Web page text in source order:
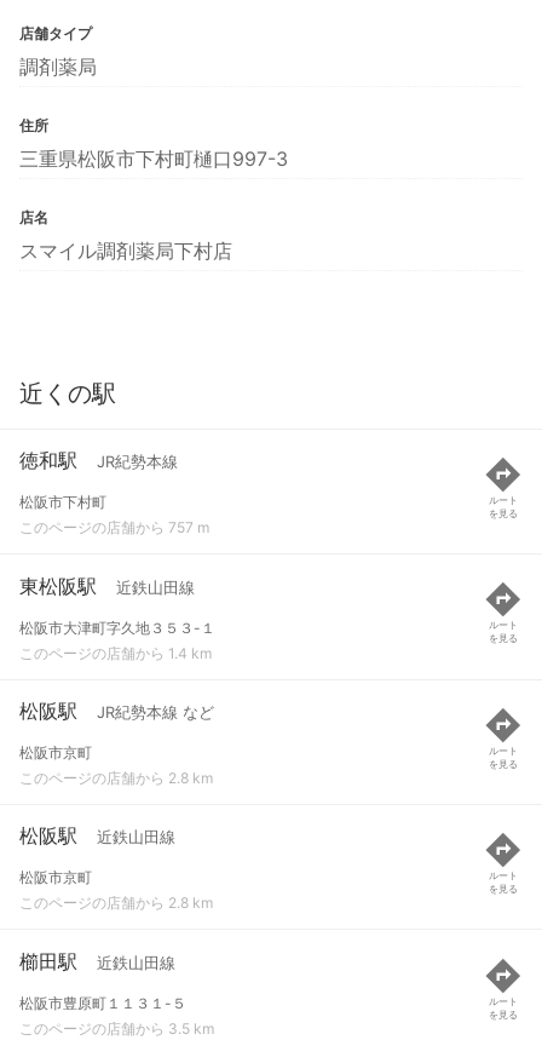
店舗タイプ
調剤薬局
住所
三重県松阪市下村町樋口997-3
店名
スマイル調剤薬局下村店
近くの駅
徳和駅 JR紀勢本線
松阪市下村町
このページの店舗から 757 m
ルート
を見る
東松阪駅 近鉄山田線
松阪市大津町字久地３５３-１
このページの店舗から 1.4 km
ルート
を見る
松阪駅 JR紀勢本線 など
松阪市京町
このページの店舗から 2.8 km
ルート
を見る
松阪駅 近鉄山田線
松阪市京町
このページの店舗から 2.8 km
ルート
を見る
櫛田駅 近鉄山田線
松阪市豊原町１１３１-５
このページの店舗から 3.5 km
ルート
を見る